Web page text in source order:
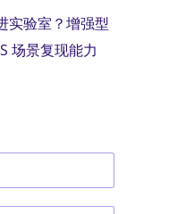
实验室？增强型
场景复现能力